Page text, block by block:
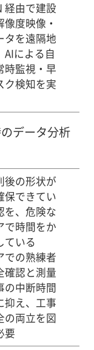
経由で建設
度映像・
タを遠隔地
AIによる自
時監視・早
ク検知を実
データ分析
後の形状が
保できてい
を、危険な
で時間をか
ている
での熟練者
確認と測量
の中断時間
抑え、工事
の両立を図
要